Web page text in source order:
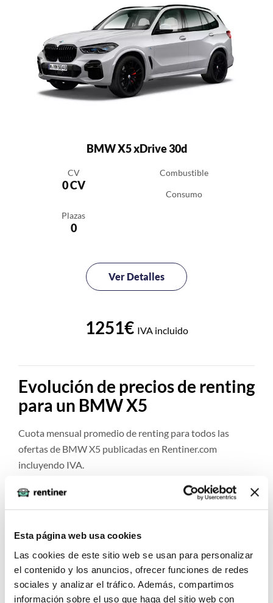
Esta página web usa cookies
Las cookies de este sitio web se usan para personalizar
el contenido y los anuncios, ofrecer funciones de redes
sociales y analizar el tráfico. Además, compartimos
información sobre el uso que haga del sitio web con
BMW X5 xDrive 30d
CV
0 CV
Combustible
Consumo
Plazas
0
Ver Detalles
1251€ IVA incluido
Evolución de precios de renting
para un BMW X5
Cuota mensual promedio de renting para todos las
ofertas de BMW X5 publicadas en Rentiner.com
incluyendo IVA.
Precios vs. Hoy